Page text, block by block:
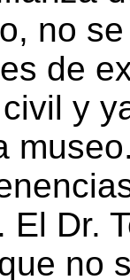
no
de
y
El Dr.
no